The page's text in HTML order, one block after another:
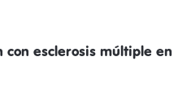
con esclerosis múltiple en